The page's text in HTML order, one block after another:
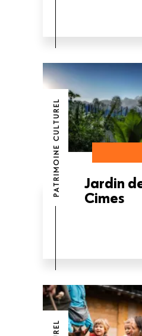
PATRIMOINE CULTUREL
Jardin
Cimes